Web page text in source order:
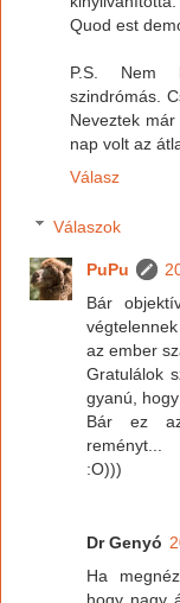
Quod est
P.S. Nem
szindrómás.
Neveztek
nap volt az
Válasz
Válaszok
PuPu
Bár
az ember
Gratulálok
gyanú,
Bár ez
reményt...
:O)))
Dr Genyó
Ha
hogy nagy